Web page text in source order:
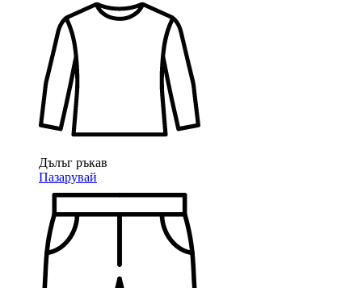
Дълъг ръкав
Пазарувай